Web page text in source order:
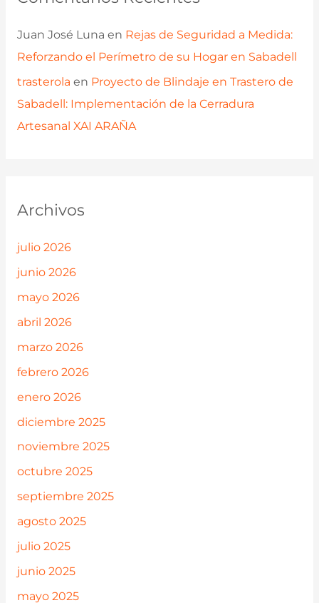
Juan José Luna en Rejas de Seguridad a Medida:
Reforzando el Perímetro de su Hogar en Sabadell
trasterola en Proyecto de Blindaje en Trastero de
Sabadell: Implementación de la Cerradura
Artesanal XAI ARAÑA
Archivos
julio 2026
junio 2026
mayo 2026
abril 2026
marzo 2026
febrero 2026
enero 2026
diciembre 2025
noviembre 2025
octubre 2025
septiembre 2025
agosto 2025
julio 2025
junio 2025
mayo 2025